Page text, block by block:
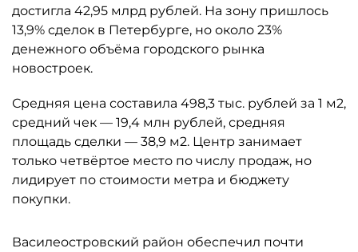
достигла 42,95 млрд рублей. На зону пришлось
13,9% сделок в Петербурге, но около 23%
денежного объёма городского рынка
новостроек.
Средняя цена составила 498,3 тыс. рублей за 1 м2,
средний чек — 19,4 млн рублей, средняя
площадь сделки — 38,9 м2. Центр занимает
только четвёртое место по числу продаж, но
лидирует по стоимости метра и бюджету
покупки.
Василеостровский район обеспечил почти